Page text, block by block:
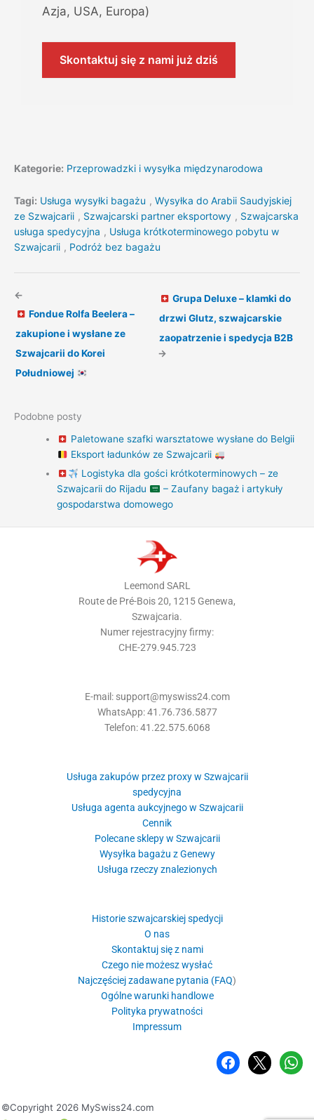
Azja, USA, Europa)
Skontaktuj się z nami już dziś
Kategorie: Przeprowadzki i wysyłka międzynarodowa
Tagi: Usługa wysyłki bagażu , Wysyłka do Arabii Saudyjskiej
ze Szwajcarii , Szwajcarski partner eksportowy , Szwajcarska
usługa spedycyjna , Usługa krótkoterminowego pobytu w
Szwajcarii , Podróż bez bagażu
←
Fondue Rolfa Beelera –
zakupione i wysłane ze
Szwajcarii do Korei
Południowej
Grupa Deluxe – klamki do
drzwi Glutz, szwajcarskie
zaopatrzenie i spedycja B2B
→
Podobne posty
Paletowane szafki warsztatowe wysłane do Belgii
Eksport ładunków ze Szwajcarii
Logistyka dla gości krótkoterminowych – ze
Szwajcarii do Rijadu
– Zaufany bagaż i artykuły
gospodarstwa domowego
Leemond SARL
Route de Pré-Bois 20, 1215 Genewa,
Szwajcaria.
Numer rejestracyjny firmy:
CHE-279.945.723
E-mail: support@myswiss24.com
WhatsApp: 41.76.736.5877
Telefon: 41.22.575.6068
Usługa zakupów przez proxy w Szwajcarii
spedycyjna
Usługa agenta aukcyjnego w Szwajcarii
Cennik
Polecane sklepy w Szwajcarii
Wysyłka bagażu z Genewy
Usługa rzeczy znalezionych
Historie szwajcarskiej spedycji
O nas
Skontaktuj się z nami
Czego nie możesz wysłać
Najczęściej zadawane pytania (FAQ)
Ogólne warunki handlowe
Polityka prywatności
Impressum
Facebook
X
©Copyright 2026 MySwiss24.com